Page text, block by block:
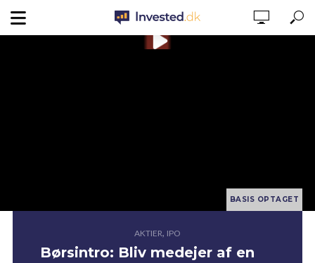
AKTIER, IPO
Børsintro: Bliv medejer af en